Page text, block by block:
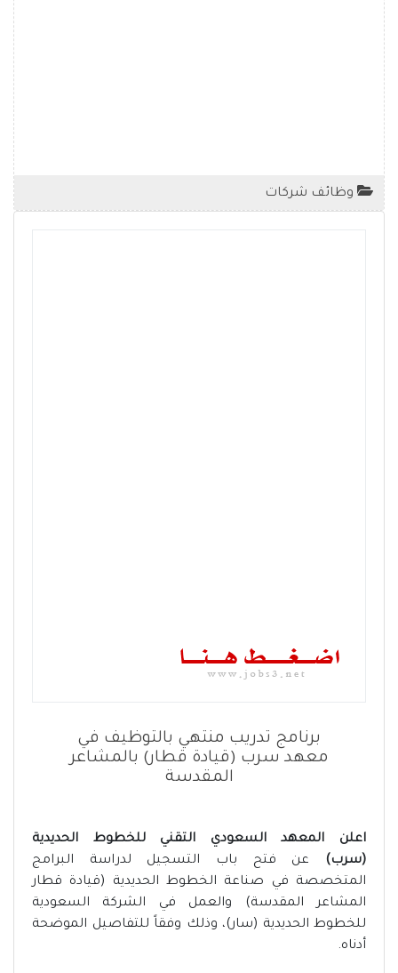
وظائف شركات
برنامج تدريب منتهي بالتوظيف في
معهد سرب (قيادة قطار) بالمشاعر
المقدسة
اعلن المعهد السعودي التقني للخطوط الحديدية
(سرب) عن فتح باب التسجيل لدراسة البرامج
المتخصصة في صناعة الخطوط الحديدية (قيادة قطار
المشاعر المقدسة) والعمل في الشركة السعودية
للخطوط الحديدية (سار)، وذلك وفقاً للتفاصيل الموضحة
أدناه.